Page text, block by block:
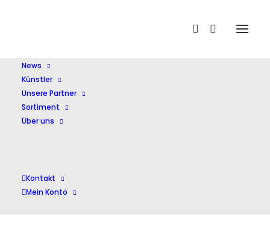
News
Künstler
Unsere Partner
Sortiment
Über uns
Kontakt
Mein Konto